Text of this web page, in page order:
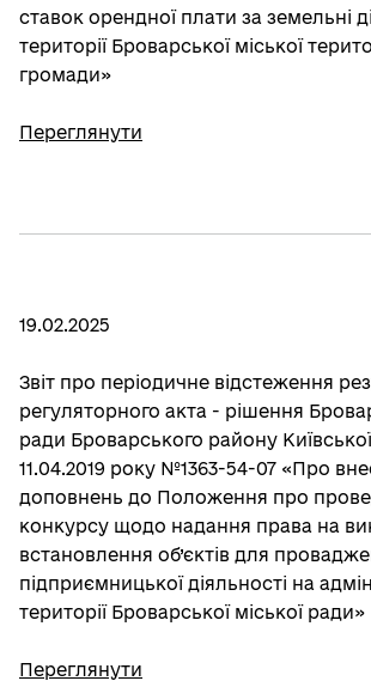
ставок орендної плати за земельні
території Броварської міської
громади»
Переглянути
19.02.2025
Звіт про періодичне відстеження
регуляторного акта - рішення
ради Броварського району Київської
11.04.2019 року №1363-54-07 «Про
доповнень до Положення про
конкурсу щодо надання права на
встановлення об’єктів для
підприємницької діяльності на
території Броварської міської ради»
Переглянути